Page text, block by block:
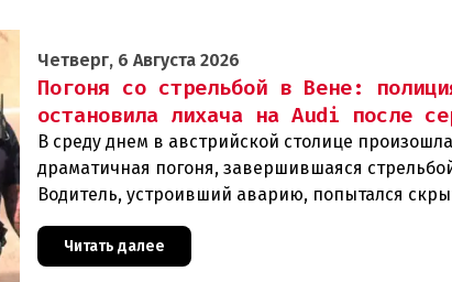
Четверг, 6 Августа 2026
Погоня со стрельбой в Вене:
остановила лихача на Audi после
В среду днем в австрийской столице произошла
драматичная погоня, завершившаяся
Водитель, устроивший аварию, попытался
полиции, спровоцировав несколько новых
столкновений.Что слу
Читать далее